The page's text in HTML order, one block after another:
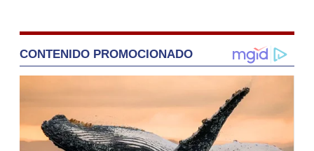
CONTENIDO PROMOCIONADO